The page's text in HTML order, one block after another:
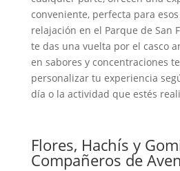
conveniente, perfecta para
relajación en el Parque de San
te das una vuelta por el casco
en sabores y concentraciones
personalizar tu experiencia
día o la actividad que estés
Flores, Hachís y
Compañeros de